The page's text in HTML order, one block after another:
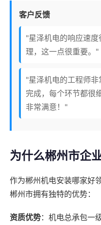
客户反馈
"星泽机电的响应速
理，这一点很重要。"
"星泽机电的工程师
完成，每个环节都很
非常满意！"
为什么郴州市企
作为郴州机电安装哪家好
郴州市拥有独特的优势：
资质优势：机电总承包一